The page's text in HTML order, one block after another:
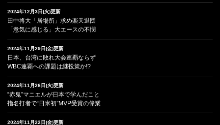
2024年12月3日(火)更新
田中将大「居場所」求め楽天退団
「意気に感じる」大エースの不憫
2024年11月29日(金)更新
日本、台湾に敗れ大会連覇ならず
WBC連覇への課題は継投策か!?
2024年11月26日(火)更新
“赤鬼”マニエルが日本で学んだこと
指名打者で“日米初”MVP受賞の偉業
2024年11月22日(金)更新